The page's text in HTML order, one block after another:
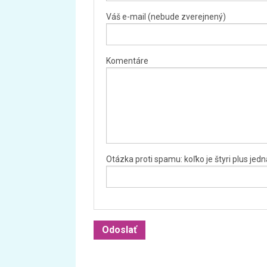
Váš e-mail (nebude zverejnený)
Komentáre
Otázka proti spamu: koľko je štyri plus